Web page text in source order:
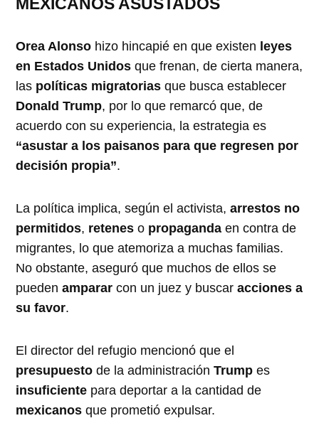
Orea Alonso hizo hincapié en que existen leyes
en Estados Unidos que frenan, de cierta manera,
las políticas migratorias que busca establecer
Donald Trump, por lo que remarcó que, de
acuerdo con su experiencia, la estrategia es
“asustar a los paisanos para que regresen por
decisión propia”.
La política implica, según el activista,arrestos no
permitidos, retenes o propaganda en contra de
migrantes, lo que atemoriza a muchas familias.
No obstante, aseguró que muchos de ellos se
puedenamparar con un juez y buscaracciones a
su favor.
El director del refugio mencionó que el
presupuesto de la administraciónTrump es
insuficiente para deportar a la cantidad de
mexicanos que prometió expulsar.